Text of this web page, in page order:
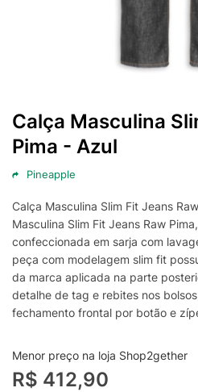
Calça Masculina
Pima - Azul
Pineapple
Calça Masculina Slim Fit Jeans
Masculina Slim Fit Jeans Raw
confeccionada em sarja com
peça com modelagem slim fit
da marca aplicada na parte
detalhe de tag e rebites nos
fechamento frontal por botão e
com baixa elasticidade-
passantes aplicados- Modelo five
rebites nos bolsos- Comprimento
botão e zíperEspecificações &
Menor preço na loja Shop2gether
R$ 412,90